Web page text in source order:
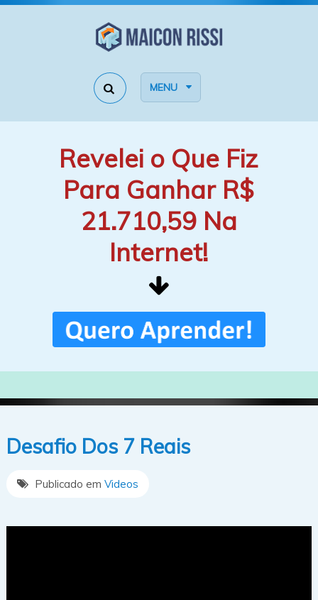
MENU
Revelei o Que Fiz
Para Ganhar R$
21.710,59 Na
Internet!
Desafio Dos 7 Reais
Publicado em Videos